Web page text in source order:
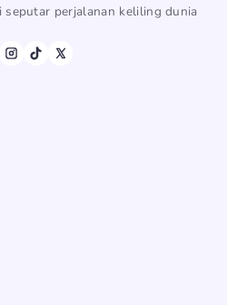
seputar perjalanan keliling dunia